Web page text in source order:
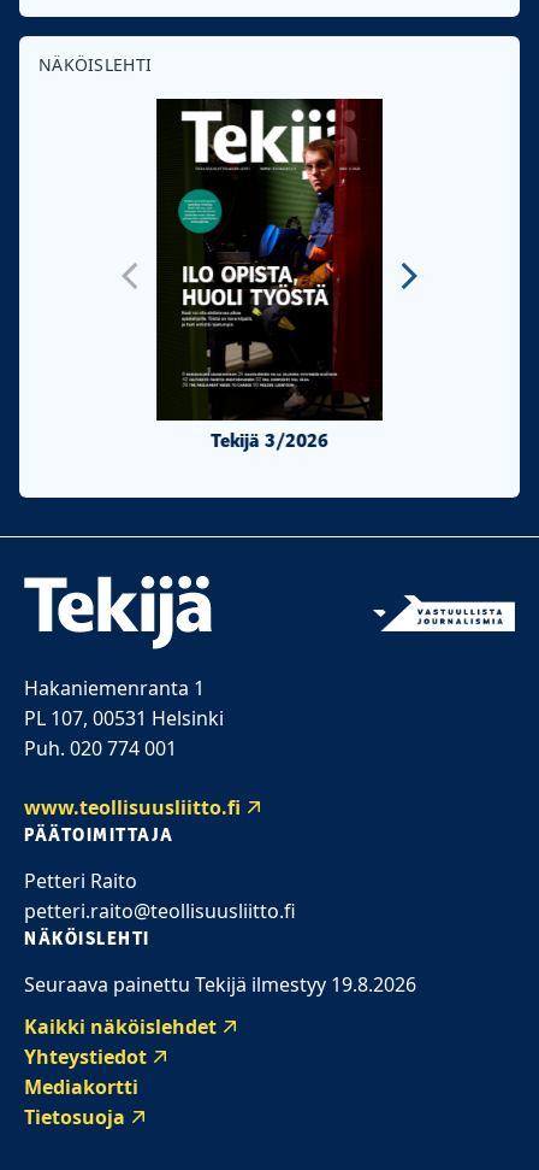
NÄKÖISLEHTI
Tekijä 3/2026
Hakaniemenranta 1
PL 107, 00531 Helsinki
Puh. 020 774 001
www.teollisuusliitto.fi
PÄÄTOIMITTAJA
Petteri Raito
petteri.raito@teollisuusliitto.fi
NÄKÖISLEHTI
Seuraava painettu Tekijä ilmestyy 19.8.2026
Kaikki näköislehdet
Yhteystiedot
Mediakortti
Tietosuoja